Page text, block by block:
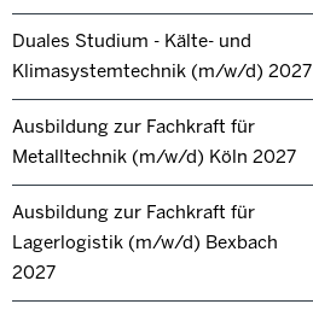
Duales Studium - Kälte- und
Klimasystemtechnik (m/w/d) 2027
Ausbildung zur Fachkraft für
Metalltechnik (m/w/d) Köln 2027
Ausbildung zur Fachkraft für
Lagerlogistik (m/w/d) Bexbach
2027